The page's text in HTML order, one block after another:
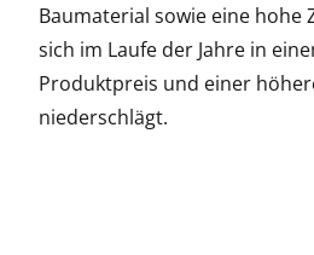
Baumaterial sowie eine hohe
sich im Laufe der Jahre in
Produktpreis und einer
niederschlägt.